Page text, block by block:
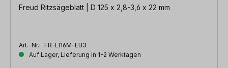
Freud Ritzsägeblatt | D 125 x 2,8-3,6 x 22 mm
Art.-Nr.: FR-LI16M-EB3
Auf Lager, Lieferung in 1-2 Werktagen